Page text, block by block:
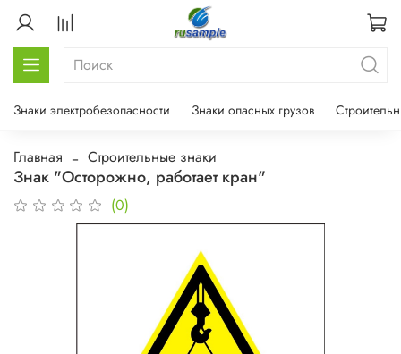
Знаки электробезопасности Знаки опасных грузов
Главная Строительные знаки
Знак "Осторожно, работает кран"
(0)